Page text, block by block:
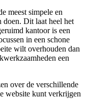
meest simpele en
doen. Dit laat heel het
kantoor is een
in een schone
wilt overhouden dan
een
over de verschillende
website kunt verkrijgen